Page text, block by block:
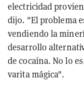
electricidad
dijo. "El problema
vendiendo la
desarrollo
de cocaína. No lo
varita mágica".